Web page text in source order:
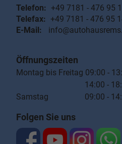
Telefon: +49 7181 - 476 95
Telefax: +49 7181 - 476 95
E-Mail:
Öffnungszeiten
Montag bis Freitag 09:00 -
14:00 - 18:00
Samstag 09:00 -
Folgen Sie uns